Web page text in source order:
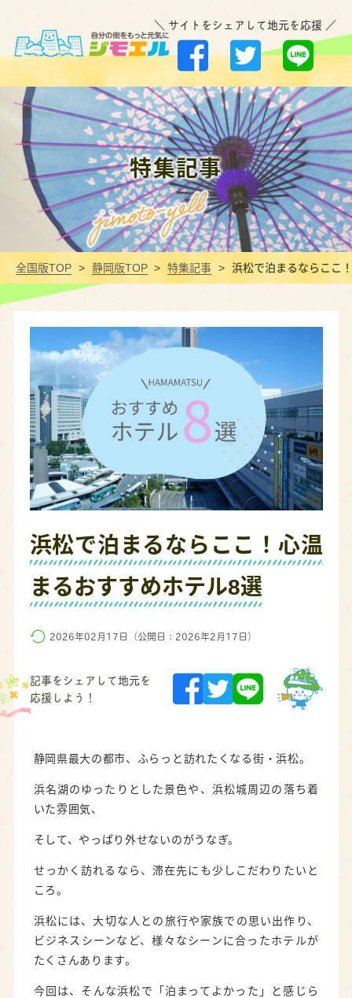
＼ サイトをシェアして地元を応援 ／
特集記事
全国版TOP 静岡版TOP 特集記事 浜松で泊まるならここ
浜松で泊まるならここ！心温
まるおすすめホテル8選
2026年02月17日（公開日：2026年2月17日）
記事をシェアして地元を
応援しよう！
静岡県最大の都市、ふらっと訪れたくなる街・浜松。
浜名湖のゆったりとした景色や、浜松城周辺の落ち着
いた雰囲気、
そして、やっぱり外せないのがうなぎ。
せっかく訪れるなら、滞在先にも少しこだわりたいと
ころ。
浜松には、大切な人との旅行や家族での思い出作り、
ビジネスシーンなど、様々なシーンに合ったホテルが
たくさんあります。
今回は、そんな浜松で「泊まってよかった」と感じら